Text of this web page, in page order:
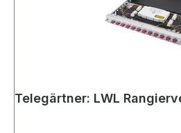
Telegärtner: LWL